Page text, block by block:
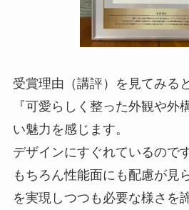
受賞理由（講評）を見てみると
『可愛らしく整った外観や外
い魅力を感じます。
デザインにすぐれているので
もちろん性能面にも配慮が見
を実現しつつも必要な様さを